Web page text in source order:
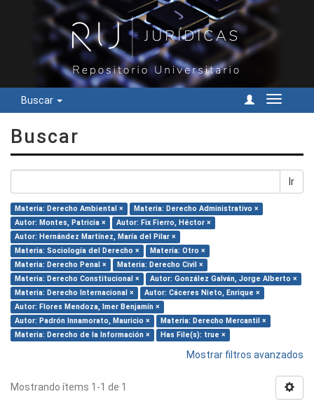
Buscar
Cambiar
Buscar
Ir
Materia: Derecho Ambiental ×
Materia: Derecho Administrativo ×
Autor: Montes, Patricia ×
Autor: Fix Fierro, Héctor ×
Autor: Hernández Martínez, María del Pilar ×
Materia: Sociología del Derecho ×
Materia: Otro ×
Materia: Derecho Penal ×
Materia: Derecho Civil ×
Materia: Derecho Constitucional ×
Autor: González Galván, Jorge Alberto ×
Materia: Derecho Internacional ×
Autor: Cáceres Nieto, Enrique ×
Autor: Flores Mendoza, Imer Benjamín ×
Autor: Padrón Innamorato, Mauricio ×
Materia: Derecho Mercantil ×
Materia: Derecho de la Información ×
Has File(s): true ×
Mostrar filtros avanzados
Mostrando ítems 1-1 de 1